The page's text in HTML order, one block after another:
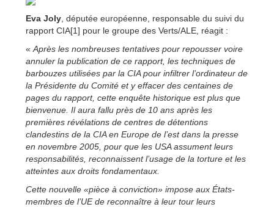
Eva Joly , députée européenne, responsable du suivi du
rapport CIA[1] pour le groupe des Verts/ALE, réagit :
« Après les nombreuses tentatives pour repousser voire
annuler la publication de ce rapport, les techniques de
barbouzes utilisées par la CIA pour infiltrer l’ordinateur de
la Présidente du Comité et y effacer des centaines de
pages du rapport, cette enquête historique est plus que
bienvenue. Il aura fallu près de 10 ans après les
premières révélations de centres de détentions
clandestins de la CIA en Europe de l’est dans la presse
en novembre 2005, pour que les USA assument leurs
responsabilités, reconnaissent l’usage de la torture et les
atteintes aux droits fondamentaux.
Cette nouvelle «pièce à conviction» impose aux États-
membres de l’UE de reconnaître à leur tour leurs